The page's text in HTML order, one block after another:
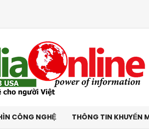
CÔNG NGHỆ THÔNG TIN KHUYẾN